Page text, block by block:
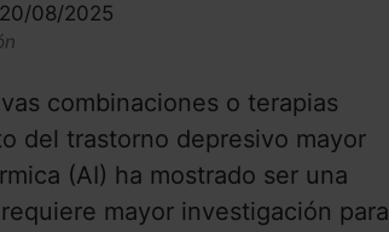
08/2025
combinaciones o terapias
del trastorno depresivo mayor
(AI) ha mostrado ser una
mayor investigación para